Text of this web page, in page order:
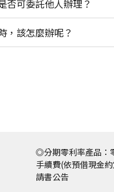
否可委託他人辦理？
，該怎麼辦呢？
◎分期零利率產品：
手續費(依預借現金
請書公告